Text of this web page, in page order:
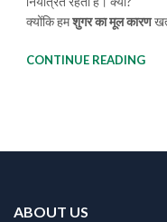
क्योंकि हमशुगर का मूल कारण
CONTINUE READING
ABOUT US